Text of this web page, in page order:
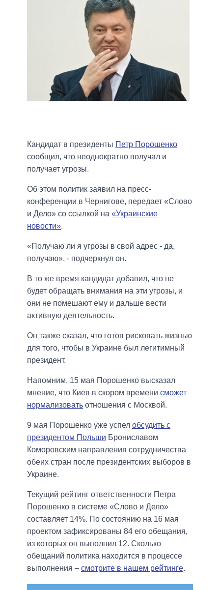
Кандидат в президенты Петр Порошенко
сообщил, что неоднократно получал и
получает угрозы.
Об этом политик заявил на пресс-
конференции в Чернигове, передает «Слово
и Дело» со ссылкой на «Украинские
новости».
«Получаю ли я угрозы в свой адрес - да,
получаю», - подчеркнул он.
В то же время кандидат добавил, что не
будет обращать внимания на эти угрозы, и
они не помешают ему и дальше вести
активную деятельность.
Он также сказал, что готов рисковать жизнью
для того, чтобы в Украине был легитимный
президент.
Напомним, 15 мая Порошенко высказал
мнение, что Киев в скором времени сможет
нормализовать отношения с Москвой.
9 мая Порошенко уже успел обсудить с
президентом Польши Брониславом
Коморовским направления сотрудничества
обеих стран после президентских выборов в
Украине.
Текущий рейтинг ответственности Петра
Порошенко в системе «Слово и Дело»
составляет 14%. По состоянию на 16 мая
проектом зафиксированы 84 его обещания,
из которых он выполнил 12. Сколько
обещаний политика находится в процессе
выполнения – смотрите в нашем рейтинге.